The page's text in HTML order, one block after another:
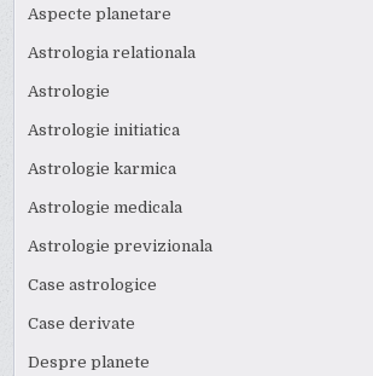
Aspecte planetare
Astrologia relationala
Astrologie
Astrologie initiatica
Astrologie karmica
Astrologie medicala
Astrologie previzionala
Case astrologice
Case derivate
Despre planete